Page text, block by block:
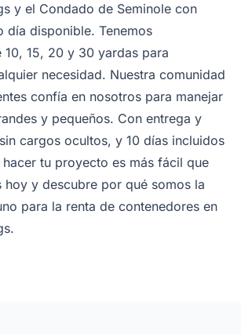
y el Condado de Seminole con
día disponible. Tenemos
10, 15, 20 y 30 yardas para
necesidad. Nuestra comunidad
confía en nosotros para manejar
y pequeños. Con entrega y
cargos ocultos, y 10 días incluidos
tu proyecto es más fácil que
hoy y descubre por qué somos la
para la renta de contenedores en